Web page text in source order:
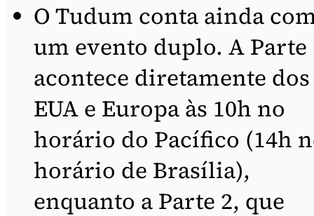
O Tudum conta ainda
um evento duplo. A Parte
acontece diretamente dos
EUA e Europa às 10h no
horário do Pacífico (14h
horário de Brasília),
enquanto a Parte 2, que